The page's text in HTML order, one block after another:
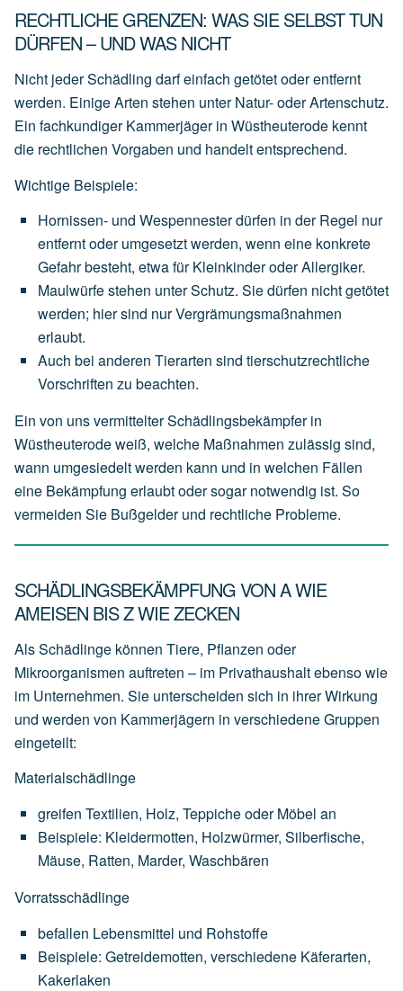
RECHTLICHE GRENZEN: WAS SIE SELBST TUN
DÜRFEN – UND WAS NICHT
Nicht jeder Schädling darf einfach getötet oder entfernt
werden. Einige Arten stehen unter Natur- oder Artenschutz.
Ein fachkundiger Kammerjäger in Wüstheuterode kennt
die rechtlichen Vorgaben und handelt entsprechend.
Wichtige Beispiele:
Hornissen- und Wespennesterdürfen in der Regel nur
entferntoder umgesetztwerden, wenn eine konkrete
Gefahrbesteht, etwafür KleinkinderoderAllergiker.
Maulwürfestehen unterSchutz. Siedürfen nichtgetötet
werden; hiersind nurVergrämungsmaßnahmen
erlaubt.
Auch bei anderen Tierarten sind tierschutzrechtliche
Vorschriften zu beachten.
Ein von uns vermittelter Schädlingsbekämpfer in
Wüstheuterode weiß, welche Maßnahmen zulässig sind,
wann umgesiedelt werden kann und in welchen Fällen
eine Bekämpfung erlaubt oder sogar notwendig ist. So
vermeiden Sie Bußgelder und rechtliche Probleme.
SCHÄDLINGSBEKÄMPFUNG VON A WIE
AMEISEN BIS Z WIE ZECKEN
Als Schädlinge können Tiere, Pflanzen oder
Mikroorganismen auftreten – im Privathaushalt ebenso wie
im Unternehmen. Sie unterscheiden sich in ihrer Wirkung
und werden von Kammerjägern in verschiedene Gruppen
eingeteilt:
Materialschädlinge
greifen Textilien, Holz, Teppicheoder Möbel an
Beispiele: Kleidermotten, Holzwürmer, Silberfische,
Mäuse, Ratten, Marder, Waschbären
Vorratsschädlinge
befallen Lebensmittel und Rohstoffe
Beispiele: Getreidemotten, verschiedene Käferarten,
Kakerlaken